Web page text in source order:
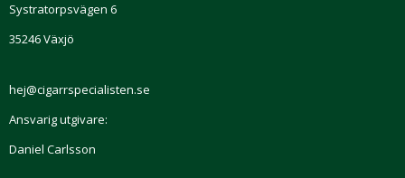
Systratorpsvägen 6
35246 Växjö
hej@cigarrspecialisten.se
Ansvarig utgivare:
Daniel Carlsson